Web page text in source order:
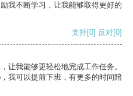
我不断学习，让我能够取得更好的
支持[0] 反对[0]
让我能够更轻松地完成工作任务。
我可以提前下班，有更多的时间陪